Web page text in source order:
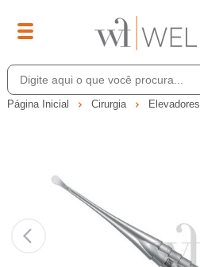
Página Inicial Cirurgia Elevadores